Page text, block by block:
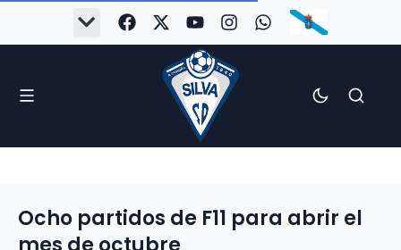
Ocho partidos de F11 para abrir el